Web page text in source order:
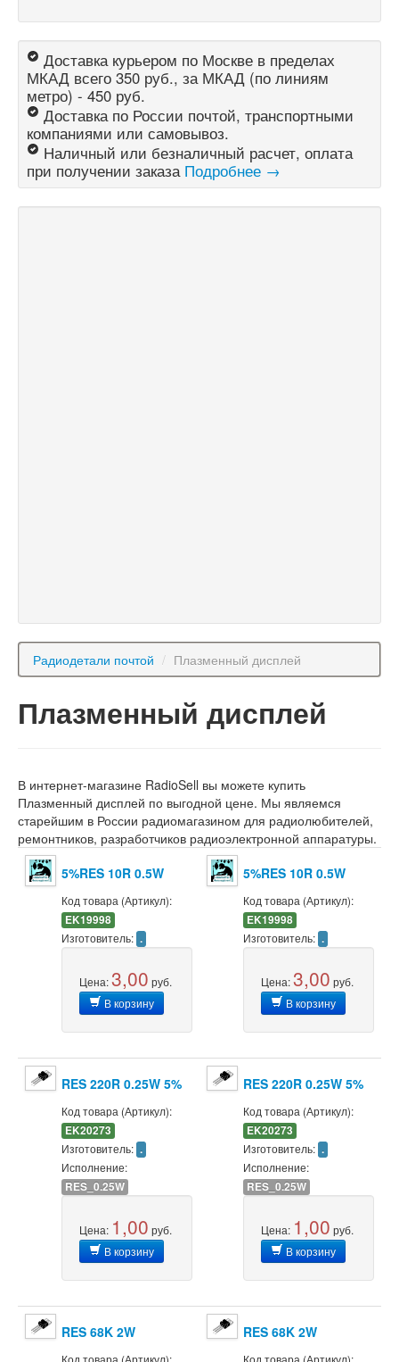
Доставка курьером по Москве в пределах
МКАД всего 350 руб., за МКАД (по линиям
метро) - 450 руб.
Доставка по России почтой, транспортными
компаниями или самовывоз.
Наличный или безналичный расчет, оплата
при получении заказа Подробнее →
Радиодетали почтой / Плазменный дисплей
Плазменный дисплей
В интернет-магазине RadioSell вы можете купить
Плазменный дисплей по выгодной цене. Мы являемся
старейшим в России радиомагазином для радиолюбителей,
ремонтников, разработчиков радиоэлектронной аппаратуры.
5%RES 10R 0.5W
Код товара (Артикул):
EK19998
Изготовитель: .
Цена:3,00 руб.
В корзину
5%RES 10R 0.5W
Код товара (Артикул):
EK19998
Изготовитель: .
Цена:3,00 руб.
В корзину
RES 220R 0.25W 5%
Код товара (Артикул):
EK20273
Изготовитель: .
Исполнение:
RES_0.25W
Цена: 1,00 руб.
В корзину
RES 220R 0.25W 5%
Код товара (Артикул):
EK20273
Изготовитель: .
Исполнение:
RES_0.25W
Цена: 1,00 руб.
В корзину
RES 68K 2W
Код товара (Артикул):
RES 68K 2W
Код товара (Артикул):